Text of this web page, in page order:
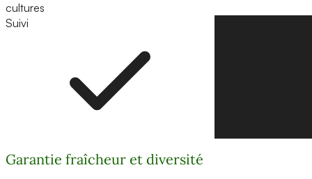
cultures
Suivi
Garantie fraîcheur et diversité